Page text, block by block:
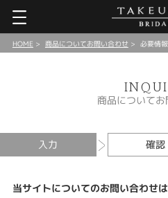
HOME 商品についてお問い合わせ 必要情
商品について
入力 確認
当サイトについてのお問い合わせ